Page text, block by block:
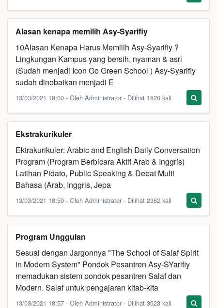
Alasan kenapa memilih Asy-Syarifiy
10Alasan Kenapa Harus Memilih Asy-Syarifiy ?
Lingkungan Kampus yang bersih, nyaman & asri
(Sudah menjadi Icon Go Green School ) Asy-Syarifiy
sudah dinobatkan menjadi E
13/03/2021 19:00 - Oleh Administrator - Dilihat 1820 kali
Ekstrakurikuler
Ektrakurikuler: Arabic and English Daily Conversation
Program (Program Berbicara Aktif Arab & Inggris)
Latihan Pidato, Public Speaking & Debat Multi
Bahasa (Arab, Inggris, Jepa
13/03/2021 18:59 - Oleh Administrator - Dilihat 2362 kali
Program Unggulan
Sesuai dengan Jargonnya "The School of Salaf Spirit
in Modern System" Pondok Pesantren Asy-SYarifiy
memadukan sistem pondok pesantren Salaf dan
Modern. Salaf untuk pengajaran kitab-kita
13/03/2021 18:57 - Oleh Administrator - Dilihat 3623 kali